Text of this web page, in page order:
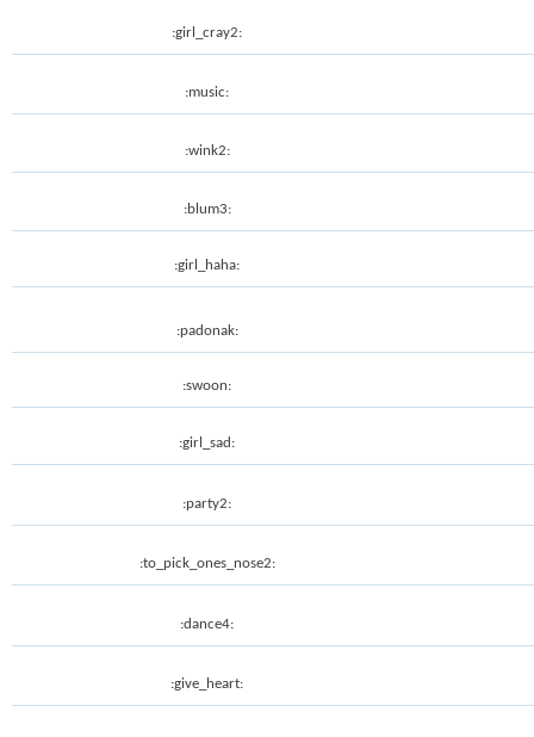
:girl_cray2:
:music:
:wink2:
:blum3:
:girl_haha:
:padonak:
:swoon:
:girl_sad:
:party2:
:to_pick_ones_nose2:
:dance4:
:give_heart: